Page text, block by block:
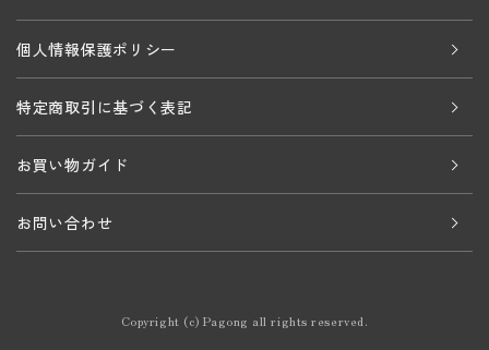
個人情報保護ポリシー
特定商取引に基づく表記
お買い物ガイド
お問い合わせ
Copyright (c) Pagong all rights reserved.